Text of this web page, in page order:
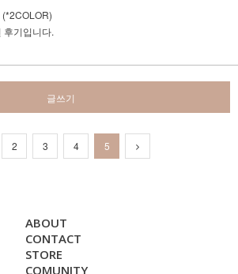
후기입니다.
글쓰기
2 3 4 5
ABOUT
CONTACT
STORE
COMUNITY